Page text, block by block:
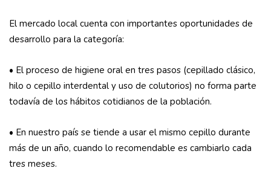
El mercado local cuenta con importantes oportunidades de
desarrollo para la categoría:
• El proceso de higiene oral en tres pasos (cepillado clásico,
hilo o cepillo interdental y uso de colutorios) no forma parte
todavía de los hábitos cotidianos de la población.
• En nuestro país se tiende a usar el mismo cepillo durante
más de un año, cuando lo recomendable es cambiarlo cada
tres meses.